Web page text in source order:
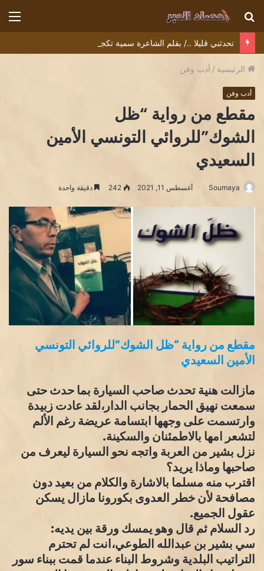
بحث
عن
تحدثني قليلا ../ بقلم الشاعرة سمية تكجي
الرئيسية / أدب وفن
أدب وفن
مقطع من رواية “ظل
الشوك”للروائي التونسي الأمين
السعيدي
Soumaya أغسطس 11, 2021 242 دقيقة واحدة
مقطع من رواية “ظل الشوك”للروائي التونسي
الأمين السعيدي
مازالت هنية تحدث صاحب السيارة بما حدث حتى
سمعت نهيق الحمار بجانب الدار،لقد عادت زبيدة
وارتسمت على وجهها ابتسامة عريضة رغم الألم
لتشعر امها بالاطمئنان والسكينة.
نزل بشير من العربة واتجه نحو السيارة ليعرف من
صاحبها وماذا يريد؟
اقترب منه مسلما بالاشارة والكلام من بعيد دون
مصافحة لأن خطر العدوى بكورونا مازال يسكن
عقول الجميع.
رد السلام ثم قال وهو يمسك ورقة بين يديه:
سي بشير بن عبدالله الطوعي،انت لم تحترم
التراتيب البلدية وشروط البناء عندما قمت ببناء سور